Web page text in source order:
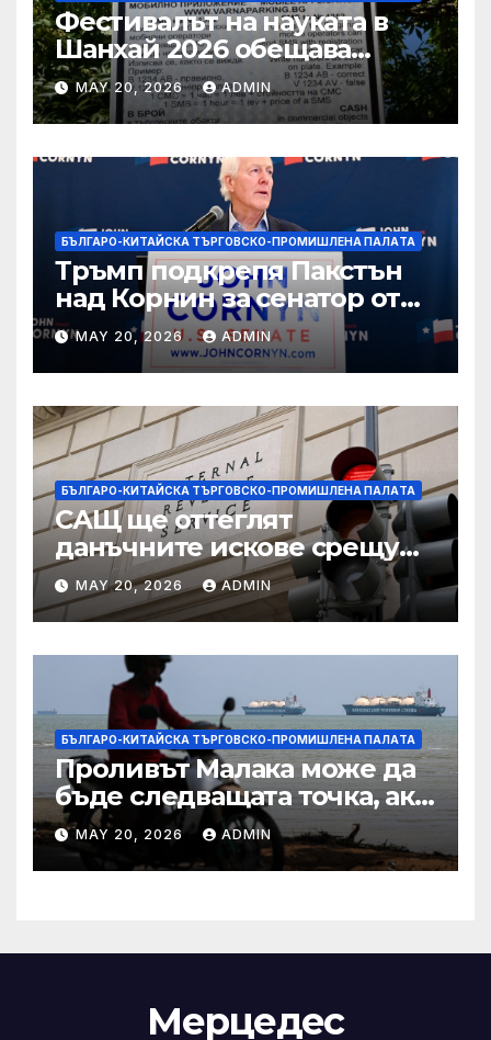
Фестивалът на науката в
Шанхай 2026 обещава
вълнуващи научно-
технологични иновации
MAY 20, 2026 ADMIN
БЪЛГАРО-КИТАЙСКА ТЪРГОВСКО-ПРОМИШЛЕНА ПАЛAТА
Тръмп подкрепя Пакстън
над Корнин за сенатор от
Тексас в шокираща
подкрепа
MAY 20, 2026 ADMIN
БЪЛГАРО-КИТАЙСКА ТЪРГОВСКО-ПРОМИШЛЕНА ПАЛAТА
САЩ ще оттеглят
данъчните искове срещу
Тръмп „завинаги“ в
сделката за съдебно дело с
IRS
MAY 20, 2026 ADMIN
БЪЛГАРО-КИТАЙСКА ТЪРГОВСКО-ПРОМИШЛЕНА ПАЛAТА
Проливът Малака може да
бъде следващата точка, ако
Азия не внимава
MAY 20, 2026 ADMIN
Мерцедес